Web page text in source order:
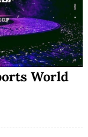
World